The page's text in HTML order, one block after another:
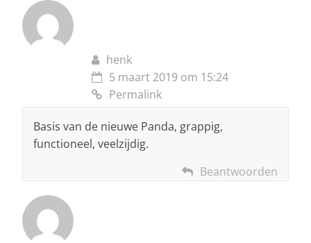
henk
5 maart 2019 om 15:24
Permalink
Basis van de nieuwe Panda, grappig,
functioneel, veelzijdig.
Beantwoorden